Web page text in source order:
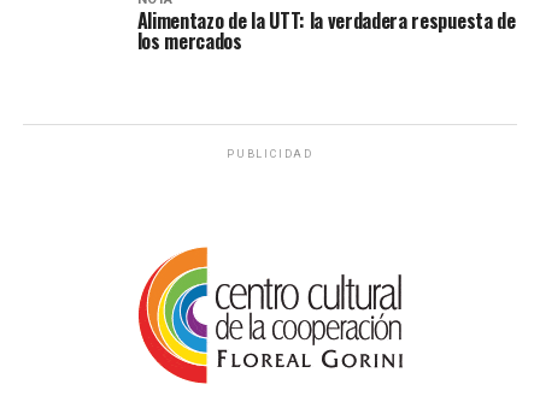
Alimentazo de la UTT: la verdadera respuesta de
los mercados
PUBLICIDAD